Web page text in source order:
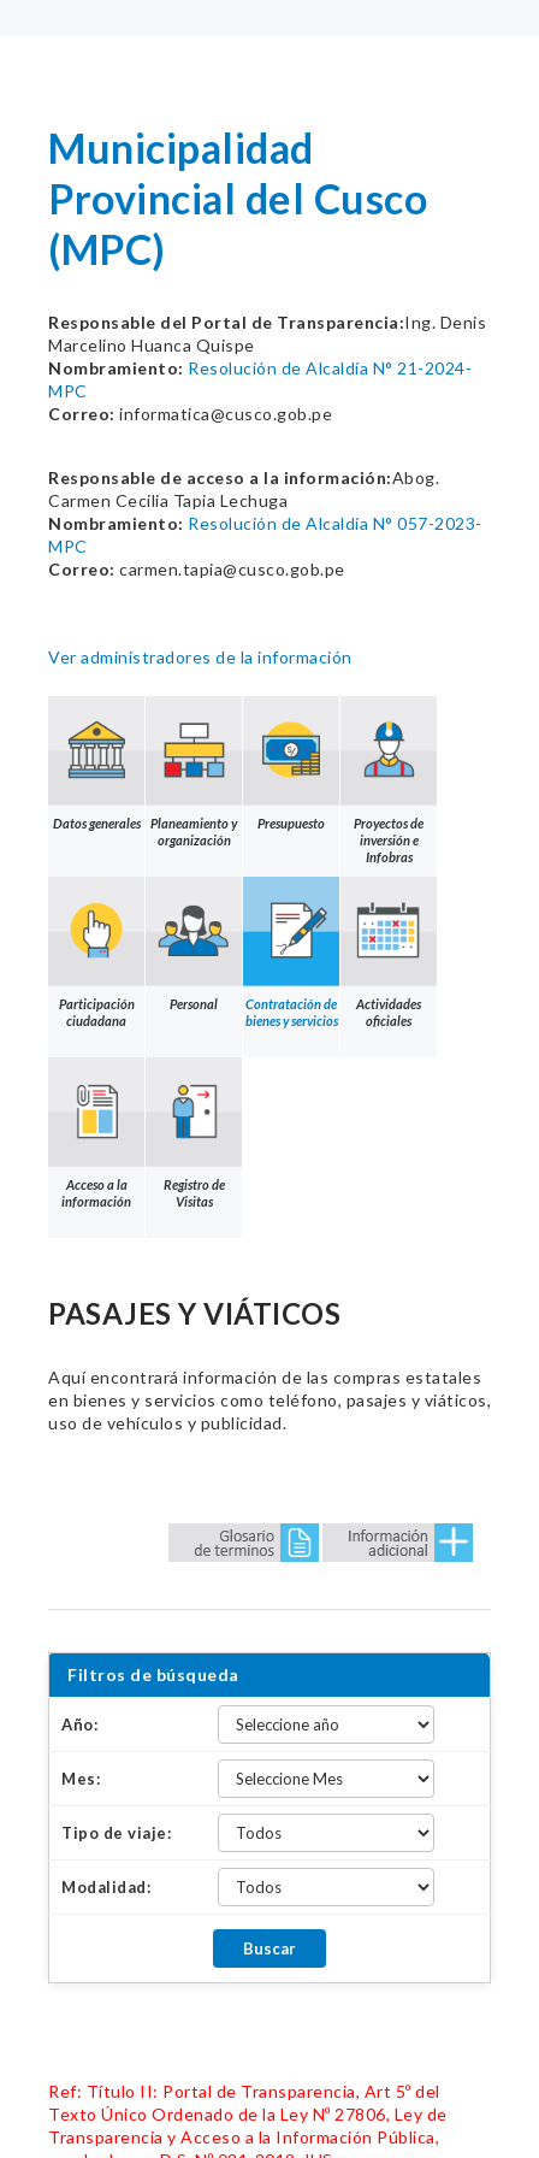
Municipalidad
Provincial del Cusco
(MPC)
Responsable del Portal de Transparencia:Ing. Denis
Marcelino Huanca Quispe
Nombramiento: Resolución de Alcaldía N° 21-2024-
MPC
Correo: informatica@cusco.gob.pe
Responsable de acceso a la información:Abog.
Carmen Cecilia Tapia Lechuga
Nombramiento: Resolución de Alcaldía N° 057-2023-
MPC
Correo: carmen.tapia@cusco.gob.pe
Ver administradores de la información
Datos generales
Planeamiento y
organización
Presupuesto
Proyectos de
inversión e
Infobras
Participación
ciudadana
Personal
Contratación de
bienes y servicios
Actividades
oficiales
Acceso a la
información
Registro de
Visitas
PASAJES Y VIÁTICOS
Aquí encontrará información de las compras estatales
en bienes y servicios como teléfono, pasajes y viáticos,
uso de vehículos y publicidad.
Filtros de búsqueda
Año:
Mes:
Tipo de viaje:
Modalidad:
Ref: Título II: Portal de Transparencia, Art 5º del
Texto Único Ordenado de la Ley Nº 27806, Ley de
Transparencia y Acceso a la Información Pública,